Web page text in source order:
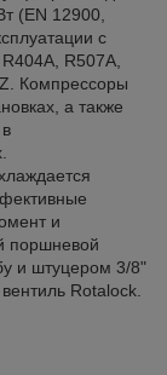
(EN 12900,
с
R507A,
Компрессоры
а также
и
поршневой
и штуцером 3/8"
Rotalock.